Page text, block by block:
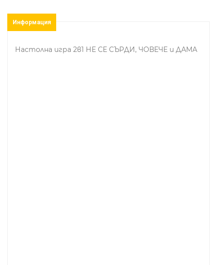
Информация
Настолна игра 2в1 НЕ СЕ СЪРДИ, ЧОВЕЧЕ и ДАМА